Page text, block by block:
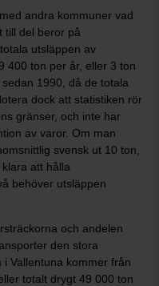
andra kommuner vad
till del beror på
utsläppen av
400 ton per år, eller 3 ton
1990, då de totala
dock att statistiken rör
gränser, och inte har
av varor. Om man
svensk ut 10 ton,
att hålla
behöver utsläppen
och andelen
den stora
Vallentuna kommer från
totalt drygt 49 000 ton